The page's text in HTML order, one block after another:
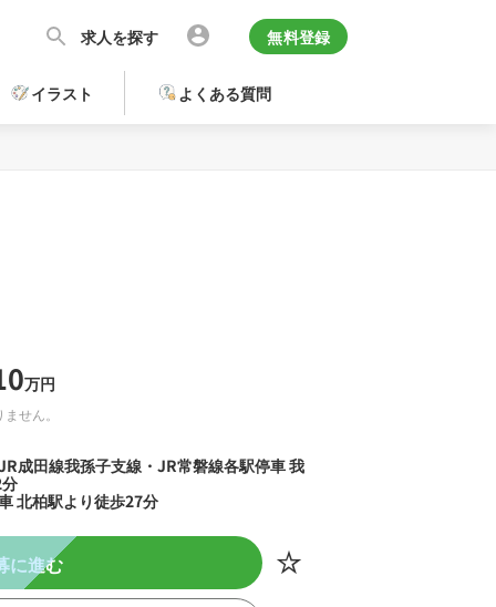
求人を探す 無料登録
イラスト よくある質問
万円
せん。
成田線我孫子支線・JR常磐線各駅停車 我
北柏駅より徒歩27分
に進む